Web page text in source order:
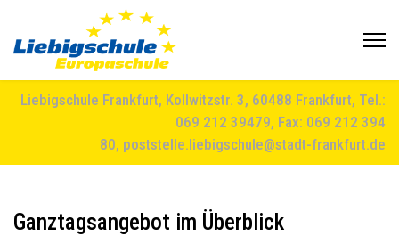
Liebigschule Frankfurt, Kollwitzstr. 3, 60488 Frankfurt, Tel.:
069 212 39479, Fax: 069 212 394
80, poststelle.liebigschule@stadt-frankfurt.de
Ganztagsangebot im Überblick